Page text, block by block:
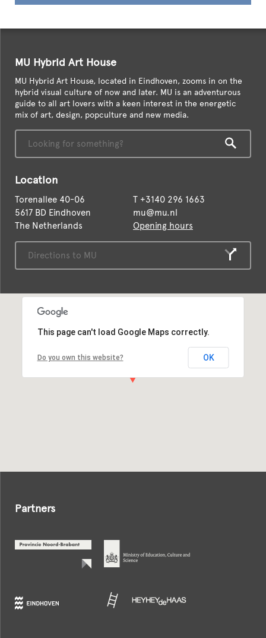
MU Hybrid Art House
MU Hybrid Art House, located in Eindhoven, zooms in on the
hybrid visual culture of now and later. MU is an adventurous
guide to all art lovers with a keen interest in the energetic
mix of art, design, popculture and new media.
Location
Torenallee 40-06
5617 BD Eindhoven
The Netherlands
T +3140 296 1663
mu@mu.nl
Opening hours
This page can't load Google Maps correctly.
Do you own this website? OK
Partners